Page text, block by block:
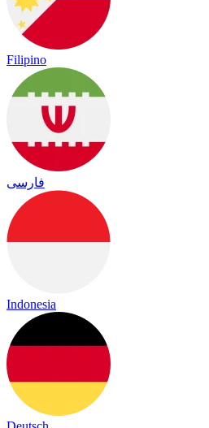
Filipino
فارسی
Indonesia